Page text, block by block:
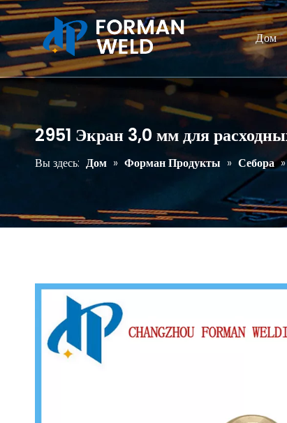
Дом
2951 Экран 3,0 мм для
Вы здесь: Дом » Форман Продукты » Себора